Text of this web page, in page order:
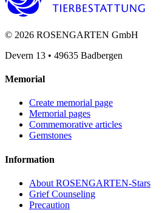
© 2026 ROSENGARTEN GmbH
Devern 13 • 49635 Badbergen
Memorial
Create memorial page
Memorial pages
Commemorative articles
Gemstones
Information
About ROSENGARTEN-Stars
Grief Counseling
Precaution